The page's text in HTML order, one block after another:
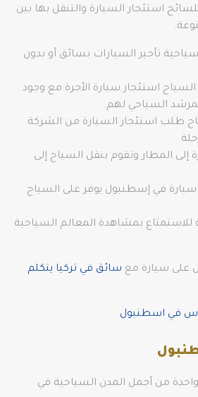
استئجار السيارة والتنقل بها بين
تأجير السيارات بسائق أو بدون
استئجار سيارة الأجرة مع وجود
السياحي لهم.
طلب استئجار السيارة من الشركة
إلى المطار وتقوم بنقل السياح إلى
سيارة في إسطنبول يوفر على السياح
بمشاهدة المعالم السياحية
على سيارة مع سائق في تركيا يتكلم
في اسطنبول
من أجمل المدن السياحية في